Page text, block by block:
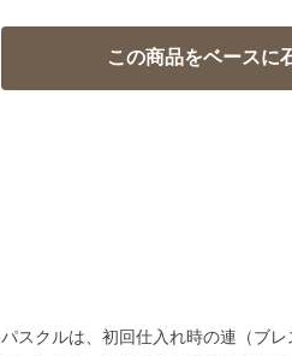
パスクルは、初回仕入れ時の連（ブ